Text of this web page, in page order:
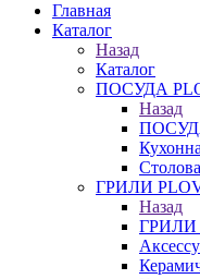
Главная
Каталог
Назад
Каталог
ПОСУДА
Назад
ГРИЛИ
Назад
ГРИЛИ